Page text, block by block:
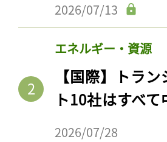
2026/07/13
エネルギー・資源
【国際】トラ
ト10社はすべ
2026/07/28